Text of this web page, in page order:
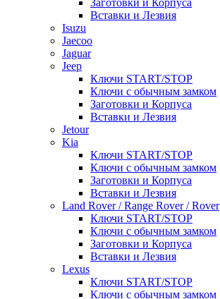
Заготовки и Корпуса
Вставки и Лезвия
Isuzu
Jaecoo
Jaguar
Jeep
Ключи START/STOP
Ключи с обычным замком
Заготовки и Корпуса
Вставки и Лезвия
Jetour
Kia
Ключи START/STOP
Ключи с обычным замком
Заготовки и Корпуса
Вставки и Лезвия
Land Rover / Range Rover / Rover
Ключи START/STOP
Ключи с обычным замком
Заготовки и Корпуса
Вставки и Лезвия
Lexus
Ключи START/STOP
Ключи с обычным замком